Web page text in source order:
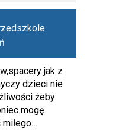
jak z
dzieci nie
żeby
mogę